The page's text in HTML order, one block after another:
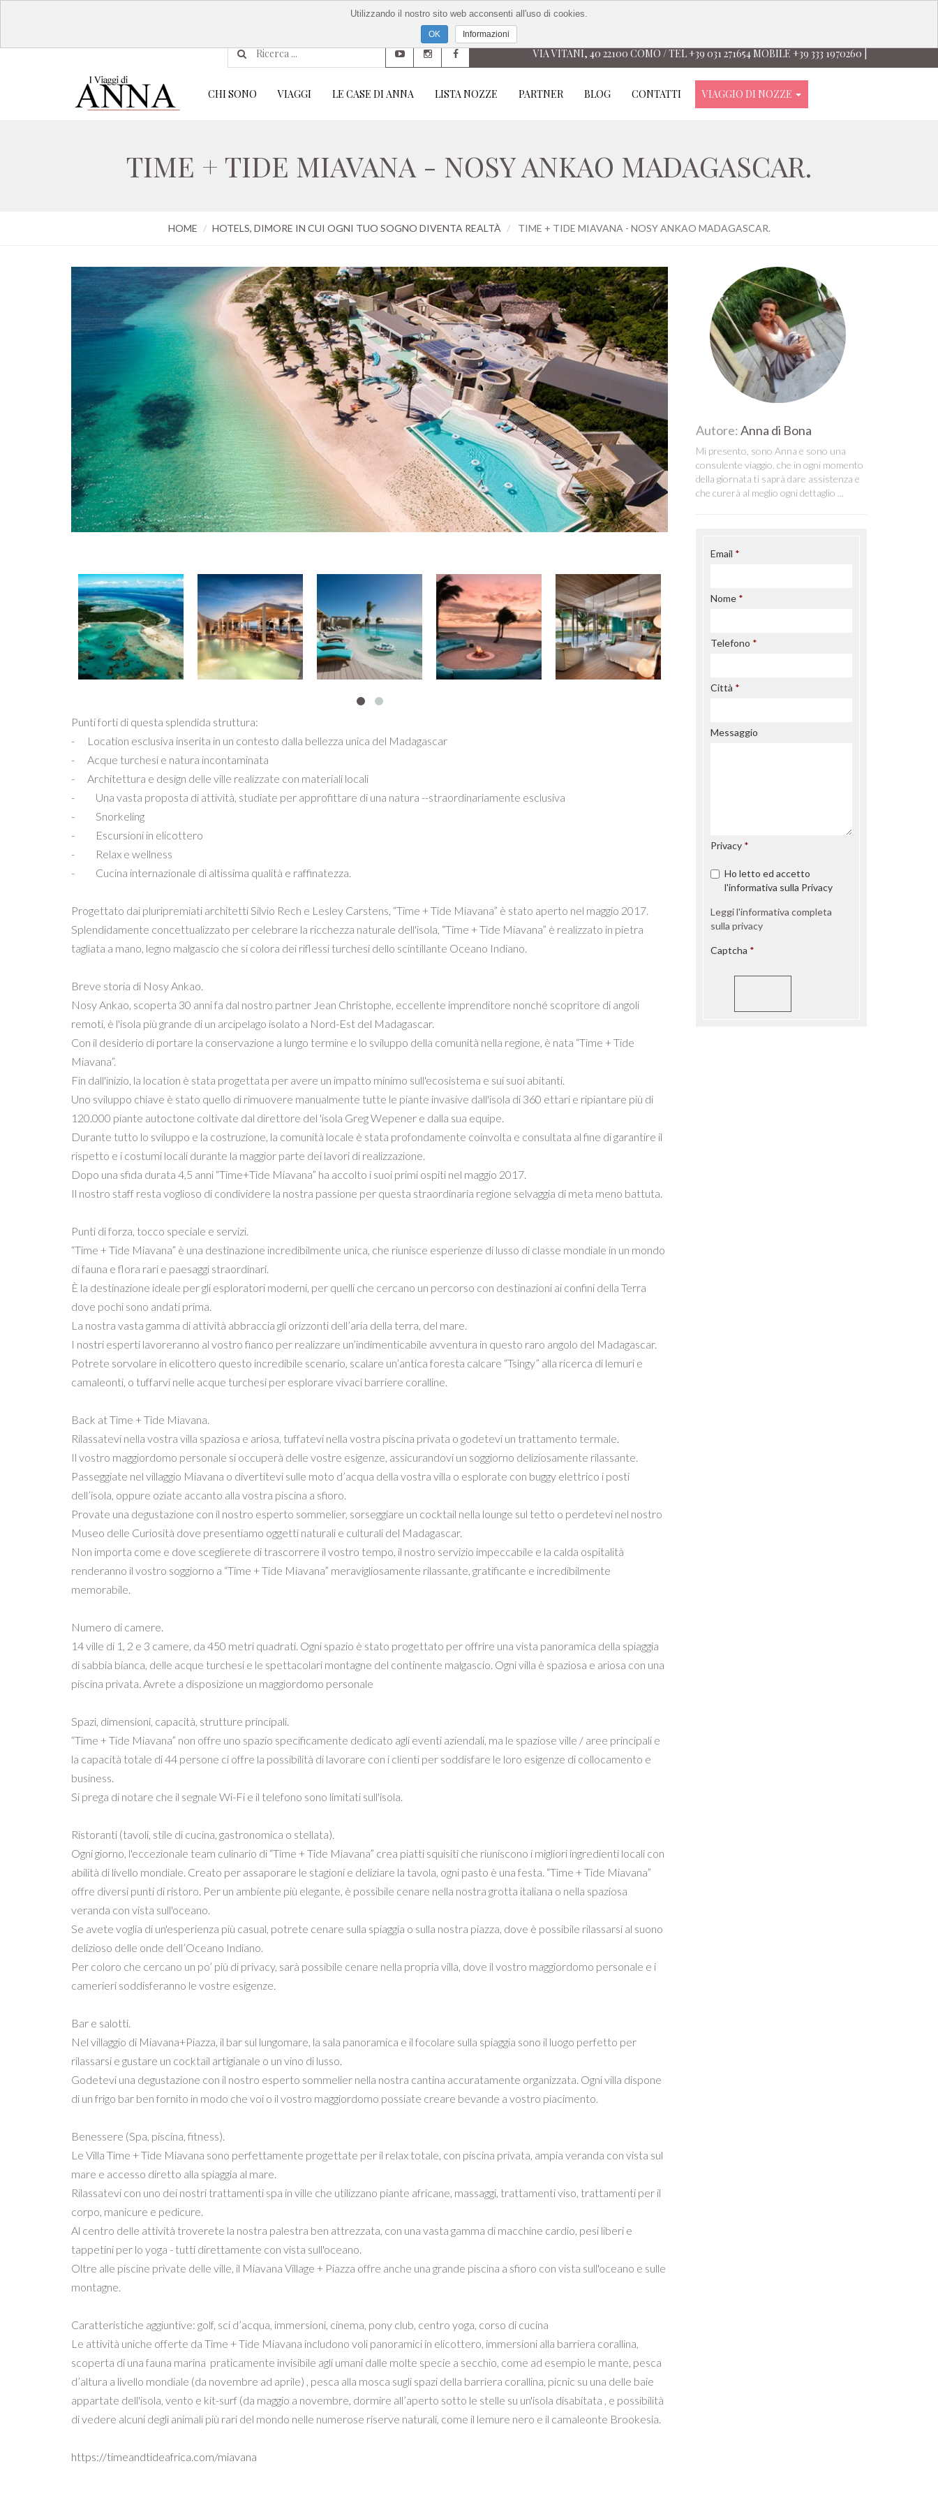
VIA VITANI, 40 22100 COMO / TEL +39 031 271654 MOBILE +39 333 1970260 |
CHI SONO VIAGGI LE CASE DI ANNA LISTA NOZZE PARTNER BLOG CONTATTI VIAGGIO DI NOZZE
TIME + TIDE MIAVANA - NOSY ANKAO MADAGASCAR.
HOME HOTELS, DIMORE IN CUI OGNI TUO SOGNO DIVENTA REALTÀ TIME + TIDE MIAVANA - NOSY ANKAO MADAGASCAR.
Punti forti di questa splendida struttura:
- Location esclusiva inserita in un contesto dalla bellezza unica del Madagascar
- Acque turchesi e natura incontaminata
- Architettura e design delle ville realizzate con materiali locali
- Una vasta proposta di attività, studiate per approfittare di una natura --straordinariamente esclusiva
- Snorkeling
- Escursioni in elicottero
- Relax e wellness
- Cucina internazionale di altissima qualità e raffinatezza.
Progettato dai pluripremiati architetti Silvio Rech e Lesley Carstens, “Time + Tide Miavana” è stato aperto nel maggio 2017.
Splendidamente concettualizzato per celebrare la ricchezza naturale dell'isola, “Time + Tide Miavana” è realizzato in pietra
tagliata a mano, legno malgascio che si colora dei riflessi turchesi dello scintillante Oceano Indiano.
Breve storia di Nosy Ankao.
Nosy Ankao, scoperta 30 anni fa dal nostro partner Jean Christophe, eccellente imprenditore nonché scopritore di angoli
remoti, è l'isola più grande di un arcipelago isolato a Nord-Est del Madagascar.
Con il desiderio di portare la conservazione a lungo termine e lo sviluppo della comunità nella regione, è nata “Time + Tide
Miavana”.
Fin dall'inizio, la location è stata progettata per avere un impatto minimo sull'ecosistema e sui suoi abitanti.
Uno sviluppo chiave è stato quello di rimuovere manualmente tutte le piante invasive dall'isola di 360 ettari e ripiantare più di
120.000 piante autoctone coltivate dal direttore del 'isola Greg Wepener e dalla sua equipe.
Durante tutto lo sviluppo e la costruzione, la comunità locale è stata profondamente coinvolta e consultata al fine di garantire il
rispetto e i costumi locali durante la maggior parte dei lavori di realizzazione.
Dopo una sfida durata 4,5 anni “Time+Tide Miavana” ha accolto i suoi primi ospiti nel maggio 2017.
Il nostro staff resta voglioso di condividere la nostra passione per questa straordinaria regione selvaggia di meta meno battuta.
Punti di forza, tocco speciale e servizi.
“Time + Tide Miavana” è una destinazione incredibilmente unica, che riunisce esperienze di lusso di classe mondiale in un mondo
di fauna e flora rari e paesaggi straordinari.
È la destinazione ideale per gli esploratori moderni, per quelli che cercano un percorso con destinazioni ai confini della Terra
dove pochi sono andati prima.
La nostra vasta gamma di attività abbraccia gli orizzonti dell’aria della terra, del mare.
I nostri esperti lavoreranno al vostro fianco per realizzare un’indimenticabile avventura in questo raro angolo del Madagascar.
Potrete sorvolare in elicottero questo incredibile scenario, scalare un’antica foresta calcare “Tsingy” alla ricerca di lemuri e
camaleonti, o tuffarvi nelle acque turchesi per esplorare vivaci barriere coralline.
Back at Time + Tide Miavana.
Rilassatevi nella vostra villa spaziosa e ariosa, tuffatevi nella vostra piscina privata o godetevi un trattamento termale.
Il vostro maggiordomo personale si occuperà delle vostre esigenze, assicurandovi un soggiorno deliziosamente rilassante.
Passeggiate nel villaggio Miavana o divertitevi sulle moto d’acqua della vostra villa o esplorate con buggy elettrico i posti
dell’isola, oppure oziate accanto alla vostra piscina a sfioro.
Provate una degustazione con il nostro esperto sommelier, sorseggiare un cocktail nella lounge sul tetto o perdetevi nel nostro
Museo delle Curiosità dove presentiamo oggetti naturali e culturali del Madagascar.
Non importa come e dove sceglierete di trascorrere il vostro tempo, il nostro servizio impeccabile e la calda ospitalità
renderanno il vostro soggiorno a “Time + Tide Miavana” meravigliosamente rilassante, gratificante e incredibilmente
memorabile.
Numero di camere.
14 ville di 1, 2 e 3 camere, da 450 metri quadrati. Ogni spazio è stato progettato per offrire una vista panoramica della spiaggia
di sabbia bianca, delle acque turchesi e le spettacolari montagne del continente malgascio. Ogni villa è spaziosa e ariosa con una
piscina privata. Avrete a disposizione un maggiordomo personale
Spazi, dimensioni, capacità, strutture principali.
“Time + Tide Miavana” non offre uno spazio specificamente dedicato agli eventi aziendali, ma le spaziose ville / aree principali e
la capacità totale di 44 persone ci offre la possibilità di lavorare con i clienti per soddisfare le loro esigenze di collocamento e
business.
Si prega di notare che il segnale Wi-Fi e il telefono sono limitati sull'isola.
Ristoranti (tavoli, stile di cucina, gastronomica o stellata).
Ogni giorno, l'eccezionale team culinario di “Time + Tide Miavana” crea piatti squisiti che riuniscono i migliori ingredienti locali con
abilità di livello mondiale. Creato per assaporare le stagioni e deliziare la tavola, ogni pasto è una festa. “Time + Tide Miavana”
offre diversi punti di ristoro. Per un ambiente più elegante, è possibile cenare nella nostra grotta italiana o nella spaziosa
veranda con vista sull'oceano.
Se avete voglia di un'esperienza più casual, potrete cenare sulla spiaggia o sulla nostra piazza, dove è possibile rilassarsi al suono
delizioso delle onde dell’Oceano Indiano.
Per coloro che cercano un po’ più di privacy, sarà possibile cenare nella propria villa, dove il vostro maggiordomo personale e i
camerieri soddisferanno le vostre esigenze.
Bar e salotti.
Nel villaggio di Miavana+Piazza, il bar sul lungomare, la sala panoramica e il focolare sulla spiaggia sono il luogo perfetto per
rilassarsi e gustare un cocktail artigianale o un vino di lusso.
Godetevi una degustazione con il nostro esperto sommelier nella nostra cantina accuratamente organizzata. Ogni villa dispone
di un frigo bar ben fornito in modo che voi o il vostro maggiordomo possiate creare bevande a vostro piacimento.
Benessere (Spa, piscina, fitness).
Le Villa Time + Tide Miavana sono perfettamente progettate per il relax totale, con piscina privata, ampia veranda con vista sul
mare e accesso diretto alla spiaggia al mare.
Rilassatevi con uno dei nostri trattamenti spa in ville che utilizzano piante africane, massaggi, trattamenti viso, trattamenti per il
corpo, manicure e pedicure.
Al centro delle attività troverete la nostra palestra ben attrezzata, con una vasta gamma di macchine cardio, pesi liberi e
tappetini per lo yoga - tutti direttamente con vista sull'oceano.
Oltre alle piscine private delle ville, il Miavana Village + Piazza offre anche una grande piscina a sfioro con vista sull'oceano e sulle
montagne.
Caratteristiche aggiuntive: golf, sci d’acqua, immersioni, cinema, pony club, centro yoga, corso di cucina
Le attività uniche offerte da Time + Tide Miavana includono voli panoramici in elicottero, immersioni alla barriera corallina,
scoperta di una fauna marina praticamente invisibile agli umani dalle molte specie a secchio, come ad esempio le mante, pesca
d’altura a livello mondiale (da novembre ad aprile) , pesca alla mosca sugli spazi della barriera corallina, picnic su una delle baie
appartate dell'isola, vento e kit-surf (da maggio a novembre, dormire all’aperto sotto le stelle su un'isola disabitata , e possibilità
di vedere alcuni degli animali più rari del mondo nelle numerose riserve naturali, come il lemure nero e il camaleonte Brookesia.
https://timeandtideafrica.com/miavana
Autore:Anna di Bona
Mi presento, sono Anna e sono una
consulente viaggio, che in ogni momento
della giornata ti saprà dare assistenza e
che curerà al meglio ogni dettaglio ...
Email
Nome
Telefono
Città
Messaggio
Privacy
Ho letto ed accetto
l'informativa sulla Privacy
Leggi l'informativa completa
sulla privacy
Captcha
Utilizzando il nostro sito web acconsenti all'uso di cookies.
Informazioni